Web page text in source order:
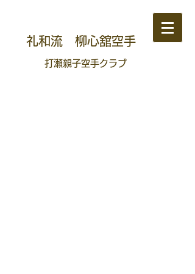
礼和流 柳心舘空手
​打瀬親子空手クラブ